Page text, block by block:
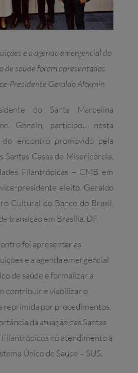
e a agenda emergencial do
de saúde foram apresentadas
Presidente Geraldo Alckmin
do Santa Marcelina
Ghedin, participou nesta
do encontro promovido pela
Santas Casas de Misericórdia,
Filantrópicas – CMB em
presidente eleito, Geraldo
Cultural do Banco do Brasil,
transição em Brasília, DF.
foi apresentar as
e a agenda emergencial
de saúde e formalizar a
contribuir e viabilizar o
reprimida por procedimentos,
da atuação das Santas
Filantrópicos no atendimento à
Único de Saúde – SUS.